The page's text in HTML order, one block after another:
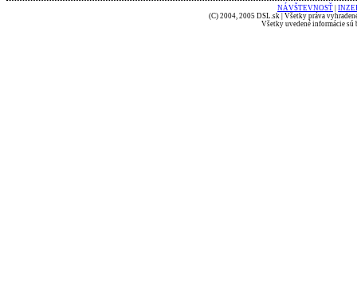
NÁVŠTEVNOSŤ
(C) 2004, 2005 DSL.sk | Všetky práva
Všetky uvedené informácie sú